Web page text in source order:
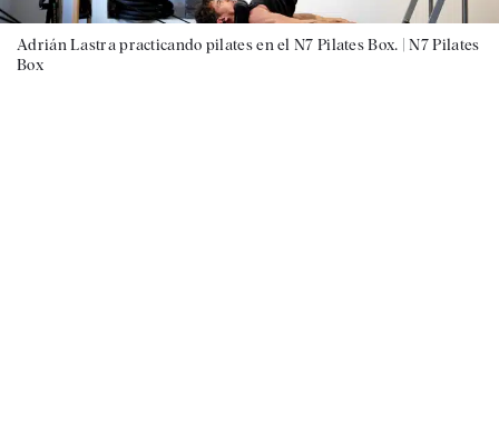
Adrián Lastra practicando pilates en el N7 Pilates Box. |N7 Pilates
Box